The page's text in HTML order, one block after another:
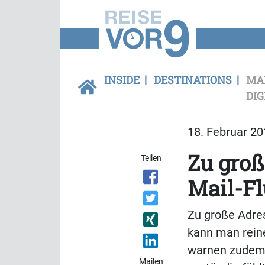
INSIDE DESTINATIONS
18. Februar
Teilen
Mailen
Zu
Mail-
Zu große
kann man
warnen